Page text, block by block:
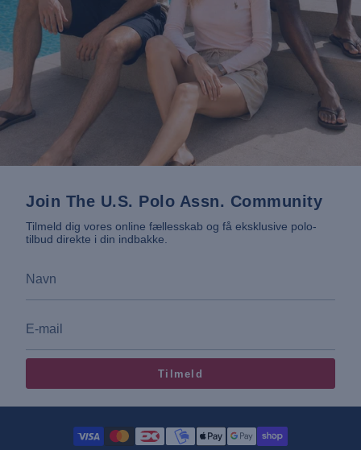
Join The U.S. Polo Assn. Community
Tilmeld dig vores online fællesskab og få eksklusive polo-
tilbud direkte i din indbakke.
Tilmeld